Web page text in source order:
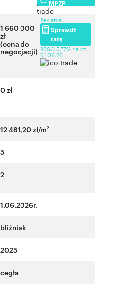
MPZP
1 660 000
zł
(cena do
negocjacji)
Reklama
Sprawdź
ratę
RSSO 5,77% na dz.
01.06.26
0 zł
12 481,20 zł/m2
5
2
1.06.2026r.
bliźniak
2025
cegła